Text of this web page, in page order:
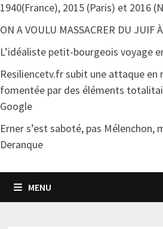
1940(France), 2015 (Paris) et 2016
ON A VOULU MASSACRER DU JUIF
L’idéaliste petit-bourgeois voyage
Resiliencetv.fr subit une attaque en
fomentée par des éléments
Google
Erner s’est saboté, pas Mélenchon,
Deranque
MENU